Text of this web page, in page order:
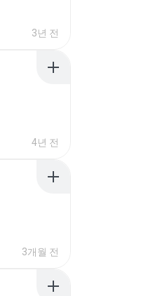
3년 전
4년 전
3개월 전